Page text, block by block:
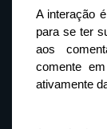
A interação
para se ter
aos
comente
ativamente